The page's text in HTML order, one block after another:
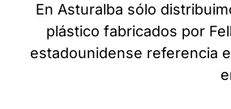
En Asturalba sólo
plástico fabricados por
estadounidense referencia